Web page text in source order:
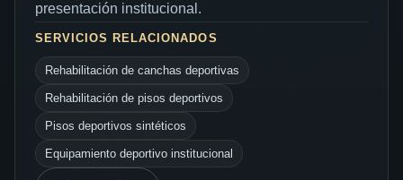
presentación institucional.
SERVICIOS RELACIONADOS
Rehabilitación de canchas deportivas
Rehabilitación de pisos deportivos
Pisos deportivos sintéticos
Equipamiento deportivo institucional